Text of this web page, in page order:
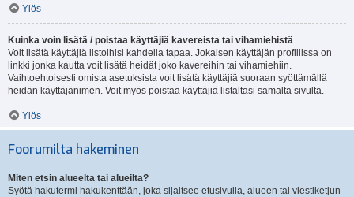
Ylös
Kuinka voin lisätä / poistaa käyttäjiä kavereista tai vihamiehistä
Voit lisätä käyttäjiä listoihisi kahdella tapaa. Jokaisen käyttäjän profiilissa on
linkki jonka kautta voit lisätä heidät joko kavereihin tai vihamiehiin.
Vaihtoehtoisesti omista asetuksista voit lisätä käyttäjiä suoraan syöttämällä
heidän käyttäjänimen. Voit myös poistaa käyttäjiä listaltasi samalta sivulta.
Ylös
Foorumilta hakeminen
Miten etsin alueelta tai alueilta?
Syötä hakutermi hakukenttään, joka sijaitsee etusivulla, alueen tai viestiketjun